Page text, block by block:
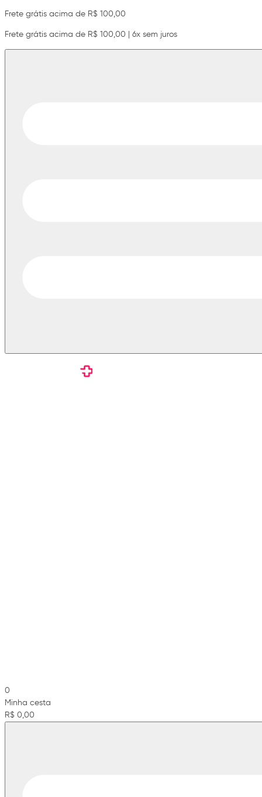
Frete grátis acima de R$ 100,00
Frete grátis acima de R$ 100,00 | 6x sem juros
0
Minha cesta
R$ 0,00